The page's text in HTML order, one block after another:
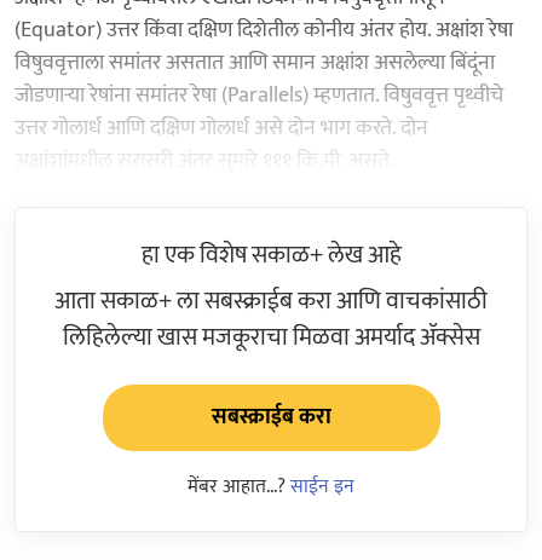
(Equator) उत्तर किंवा दक्षिण दिशेतील कोनीय अंतर होय. अक्षांश रेषा
विषुववृत्ताला समांतर असतात आणि समान अक्षांश असलेल्या बिंदूंना
जोडणाऱ्या रेषांना समांतर रेषा (Parallels) म्हणतात. विषुववृत्त पृथ्वीचे
उत्तर गोलार्ध आणि दक्षिण गोलार्ध असे दोन भाग करते. दोन
अक्षांशांमधील सरासरी अंतर सुमारे १११ कि.मी. असते.
हा एक विशेष सकाळ+ लेख आहे
आता सकाळ+ ला सबस्क्राईब करा आणि वाचकांसाठी
लिहिलेल्या खास मजकूराचा मिळवा अमर्याद ॲक्सेस
सबस्क्राईब करा
मेंबर आहात...?साईन इन